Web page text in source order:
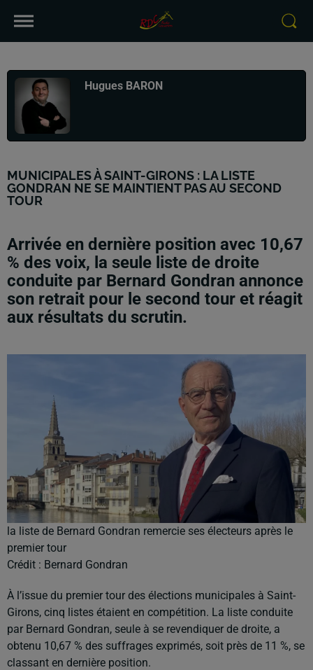
Hugues BARON
MUNICIPALES À SAINT-GIRONS : LA LISTE
GONDRAN NE SE MAINTIENT PAS AU SECOND
TOUR
Arrivée en dernière position avec 10,67
% des voix, la seule liste de droite
conduite par Bernard Gondran annonce
son retrait pour le second tour et réagit
aux résultats du scrutin.
la liste de Bernard Gondran remercie ses électeurs après le
premier tour
Crédit : Bernard Gondran
À l’issue du premier tour des élections municipales à Saint-
Girons, cinq listes étaient en compétition. La liste conduite
par Bernard Gondran, seule à se revendiquer de droite, a
obtenu 10,67 % des suffrages exprimés, soit près de 11 %, se
classant en dernière position.